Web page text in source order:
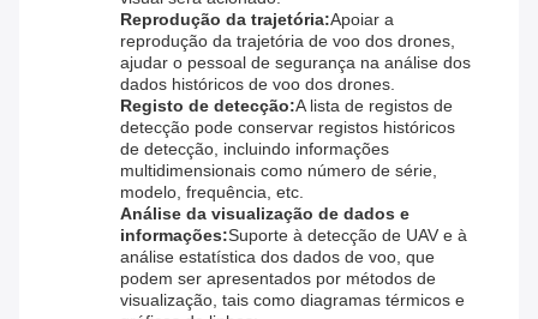
Reprodução da trajetória:Apoiar a
reprodução da trajetória de voo dos drones,
ajudar o pessoal de segurança na análise dos
dados históricos de voo dos drones.
Registo de detecção:A lista de registos de
detecção pode conservar registos históricos
de detecção, incluindo informações
multidimensionais como número de série,
modelo, frequência, etc.
Análise da visualização de dados e
informações:Suporte à detecção de UAV e à
análise estatística dos dados de voo, que
podem ser apresentados por métodos de
visualização, tais como diagramas térmicos e